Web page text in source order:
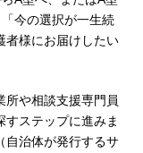
今の選択が一生続
者様にお届けしたい
所や相談支援専門員
すステップに進みま
自治体が発行するサ